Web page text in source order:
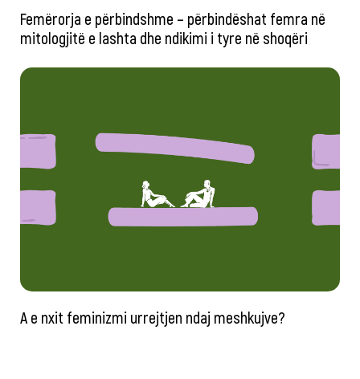
Femërorja e përbindshme – përbindëshat femra në
mitologjitë e lashta dhe ndikimi i tyre në shoqëri
A e nxit feminizmi urrejtjen ndaj meshkujve?